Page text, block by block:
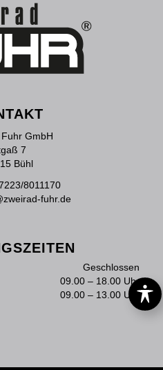
GmbH
7
Bühl
8011170
fuhr.de
Geschlossen
09.00 – 18.00 Uhr
09.00 – 13.00 Uhr